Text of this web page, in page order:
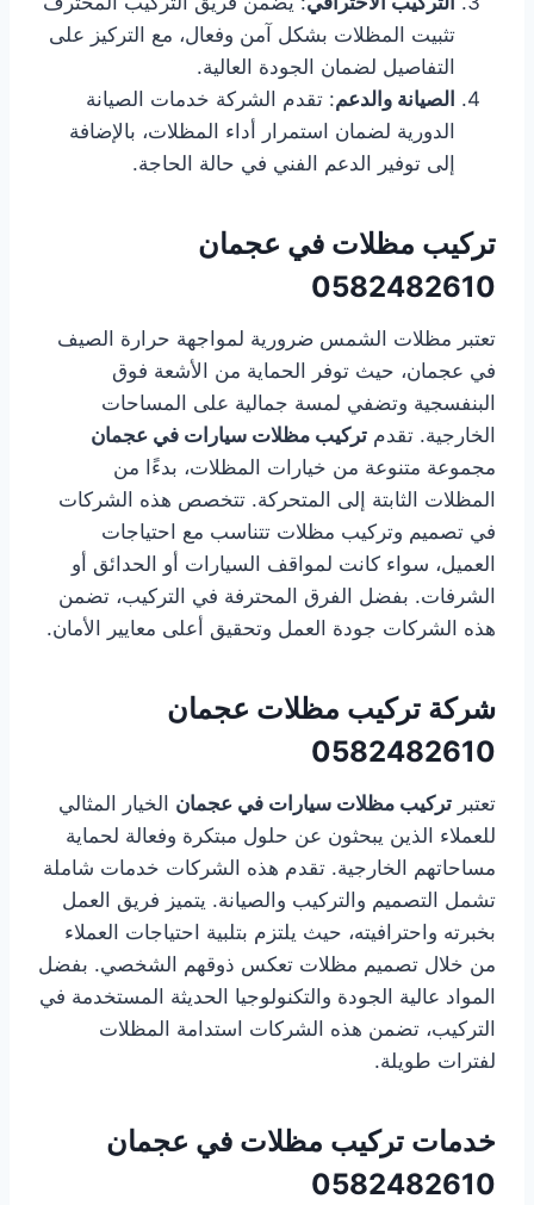
تثبيت المظلات بشكل آمن وفعال، مع التركيز على
التفاصيل لضمان الجودة العالية.
الصيانة والدعم: تقدم الشركة خدمات الصيانة
الدورية لضمان استمرار أداء المظلات، بالإضافة
إلى توفير الدعم الفني في حالة الحاجة.
تركيب مظلات في عجمان
0582482610
تعتبر مظلات الشمس ضرورية لمواجهة حرارة الصيف
في عجمان، حيث توفر الحماية من الأشعة فوق
البنفسجية وتضفي لمسة جمالية على المساحات
الخارجية. تقدم تركيب مظلات سيارات في عجمان
مجموعة متنوعة من خيارات المظلات، بدءًا من
المظلات الثابتة إلى المتحركة. تتخصص هذه الشركات
في تصميم وتركيب مظلات تتناسب مع احتياجات
العميل، سواء كانت لمواقف السيارات أو الحدائق أو
الشرفات. بفضل الفرق المحترفة في التركيب، تضمن
هذه الشركات جودة العمل وتحقيق أعلى معايير الأمان.
شركة تركيب مظلات عجمان
0582482610
تعتبر تركيب مظلات سيارات في عجمان الخيار المثالي
للعملاء الذين يبحثون عن حلول مبتكرة وفعالة لحماية
مساحاتهم الخارجية. تقدم هذه الشركات خدمات شاملة
تشمل التصميم والتركيب والصيانة. يتميز فريق العمل
بخبرته واحترافيته، حيث يلتزم بتلبية احتياجات العملاء
من خلال تصميم مظلات تعكس ذوقهم الشخصي. بفضل
المواد عالية الجودة والتكنولوجيا الحديثة المستخدمة في
التركيب، تضمن هذه الشركات استدامة المظلات
لفترات طويلة.
خدمات تركيب مظلات في عجمان
0582482610